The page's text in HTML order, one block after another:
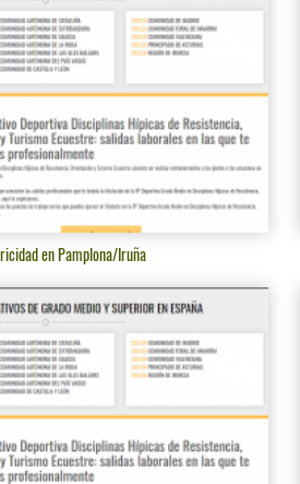
en Pamplona/Iruña